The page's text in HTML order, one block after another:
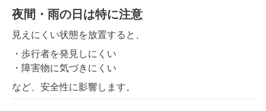
夜間・雨の日は特に注意
見えにくい状態を放置すると、
・歩行者を発見しにくい
・障害物に気づきにくい
など、安全性に影響します。